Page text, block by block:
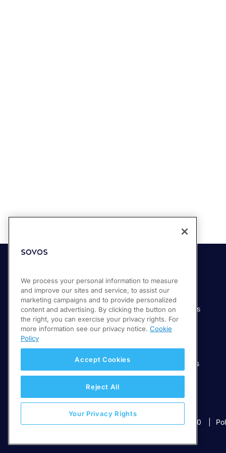
Soluciones
Compliance Cloud
Productos
Servicios
Industrias
Manufactura
Servicios financieros
Servicios digitales
Salud
Telecomunicaciones
Educación
© 2026 Sovos Compliance, LLC +52 55 50814360
We process your personal information to measure
and improve our sites and service, to assist our
marketing campaigns and to provide personalized
content and advertising. By clicking the button on
the right, you can exercise your privacy rights. For
more information see our privacy notice. Cookie
Policy
Accept Cookies
Reject All
Your Privacy Rights